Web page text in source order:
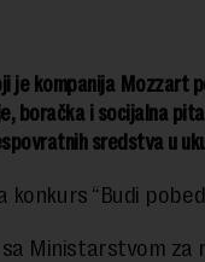
je kompanija Mozzart
boračka i socijalna
sredstva u
konkurs “Budi
Ministarstvom za